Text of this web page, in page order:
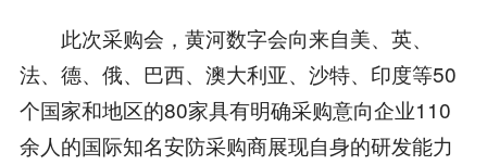
此次采购会，黄河数字会向来自美、英、
法、德、俄、巴西、澳大利亚、沙特、印度等50
个国家和地区的80家具有明确采购意向企业110
余人的国际知名安防采购商展现自身的研发能力